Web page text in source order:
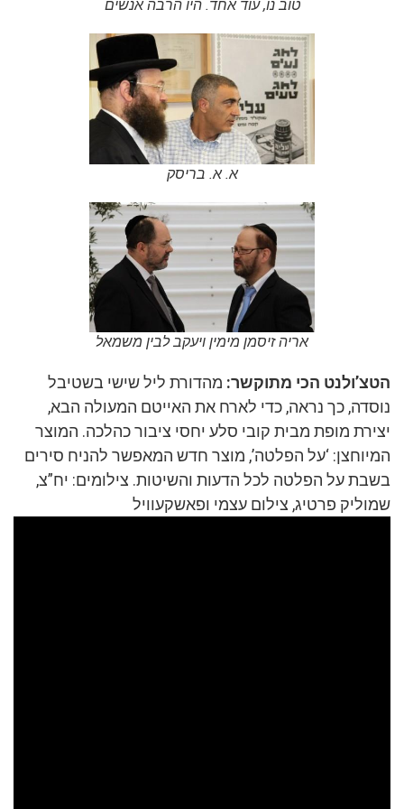
טוב נו, עוד אחד. היו הרבה אנשים
א. א. בריסק
אריה זיסמן מימין ויעקב לבין משמאל
הטצ’ולנט הכי מתוקשר: מהדורת ליל שישי בשטיבל
נוסדה, כך נראה, כדי לארח את האייטם המעולה הבא,
יצירת מופת מבית קובי סלע יחסי ציבור כהלכה. המוצר
המיוחצן: ‘על הפלטה’, מוצר חדש המאפשר להניח סירים
בשבת על הפלטה לכל הדעות והשיטות. צילומים: יח”צ,
שמוליק פרטיג, צילום עצמי ופאשקעוויל